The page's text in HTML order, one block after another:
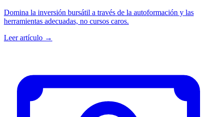
Domina la inversión bursátil a través de la autoformación y las
herramientas adecuadas, no cursos caros.
Leer artículo →